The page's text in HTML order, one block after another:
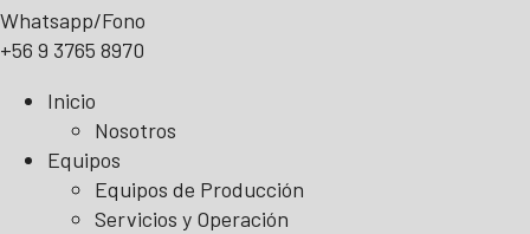
Whatsapp/Fono
+56 9 3765 8970
Inicio
Nosotros
Equipos
Equipos de Producción
Servicios y Operación